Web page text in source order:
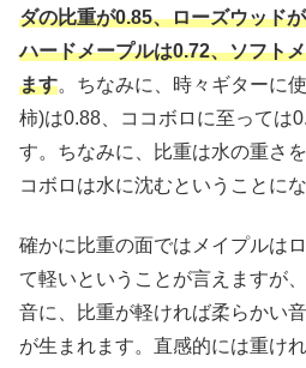
ダの比重が0.85、ローズウッド
ハードメープルは0.72、ソフト
ます。ちなみに、時々ギターに
柿)は0.88、ココボロに至っては
す。ちなみに、比重は水の重さ
コボロは水に沈むということにな
確かに比重の面ではメイプルは
て軽いということが言えますが
音に、比重が軽ければ柔らかい
が生まれます。直感的には重け